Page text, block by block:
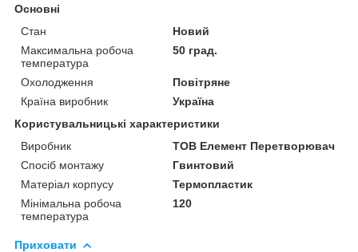
Основні
Стан
Новий
Максимальна робоча
температура
50 град.
Охолодження
Повітряне
Країна виробник
Україна
Користувальницькі характеристики
Виробник
ТОВ Елемент Перетворювач
Спосіб монтажу
Гвинтовий
Матеріал корпусу
Термопластик
Мінімальна робоча
температура
120
Приховати